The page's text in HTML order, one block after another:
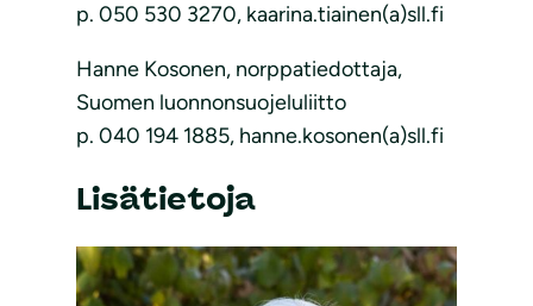
p. 050 530 3270, kaarina.tiainen(a)sll.fi
Hanne Kosonen, norppatiedottaja,
Suomen luonnonsuojeluliitto
p. 040 194 1885, hanne.kosonen(a)sll.fi
Lisätietoja